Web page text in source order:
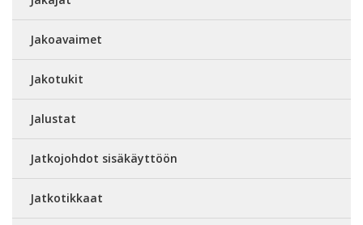
Jakoavaimet
Jakotukit
Jalustat
Jatkojohdot sisäkäyttöön
Jatkotikkaat